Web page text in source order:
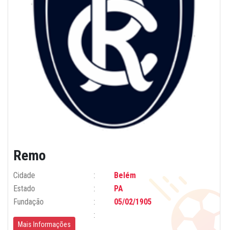
Remo
Cidade
Belém
Estado
PA
Fundação
05/02/1905
Mais Informações